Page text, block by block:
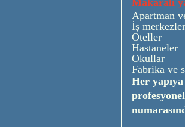
Makaralı
Apartman
İş
Oteller
Hastaneler
Okullar
Fabrika ve
Her